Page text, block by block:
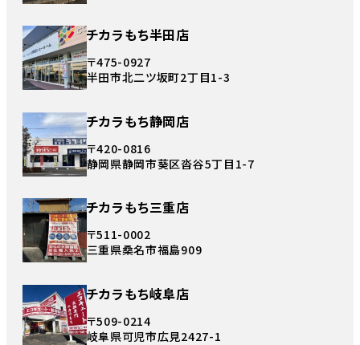
チカラもち半田店
〒475-0927
半田市北二ツ坂町2丁目1-3
チカラもち静岡店
〒420-0816
静岡県静岡市葵区沓谷5丁目1-7
チカラもち三重店
〒511-0002
三重県桑名市福島909
チカラもち岐阜店
〒509-0214
岐阜県可児市広見2427-1